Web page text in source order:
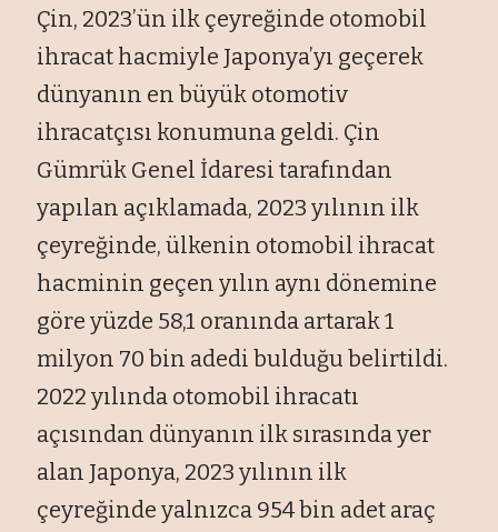
Çin, 2023’ün ilk çeyreğinde otomobil
ihracat hacmiyle Japonya’yı geçerek
dünyanın en büyük otomotiv
ihracatçısı konumuna geldi. Çin
Gümrük Genel İdaresi tarafından
yapılan açıklamada, 2023 yılının ilk
çeyreğinde, ülkenin otomobil ihracat
hacminin geçen yılın aynı dönemine
göre yüzde 58,1 oranında artarak 1
milyon 70 bin adedi bulduğu belirtildi.
2022 yılında otomobil ihracatı
açısından dünyanın ilk sırasında yer
alan Japonya, 2023 yılının ilk
çeyreğinde yalnızca 954 bin adet araç